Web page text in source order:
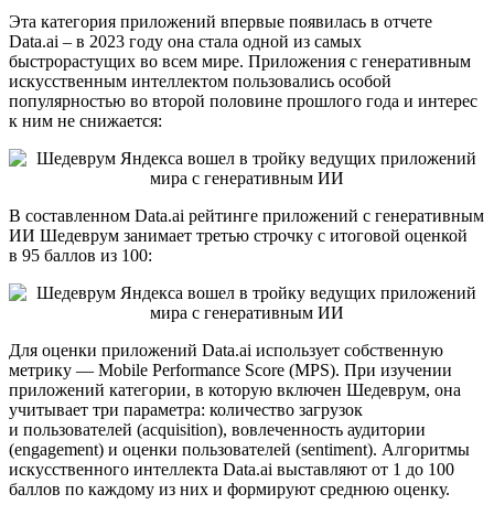
Эта категория приложений впервые появилась в отчете
Data.ai – в 2023 году она стала одной из самых
быстрорастущих во всем мире. Приложения с генеративным
искусственным интеллектом пользовались особой
популярностью во второй половине прошлого года и интерес
к ним не снижается:
В составленном Data.ai рейтинге приложений с генеративным
ИИ Шедеврум занимает третью строчку с итоговой оценкой
в 95 баллов из 100:
Для оценки приложений Data.ai использует собственную
метрику — Mobile Performance Score (MPS). При изучении
приложений категории, в которую включен Шедеврум, она
учитывает три параметра: количество загрузок
и пользователей (acquisition), вовлеченность аудитории
(engagement) и оценки пользователей (sentiment). Алгоритмы
искусственного интеллекта Data.ai выставляют от 1 до 100
баллов по каждому из них и формируют среднюю оценку.